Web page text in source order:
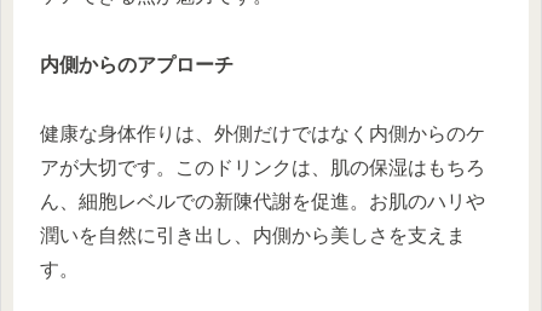
内側からのアプローチ
健康な身体作りは、外側だけではなく内側からのケ
アが大切です。このドリンクは、肌の保湿はもちろ
ん、細胞レベルでの新陳代謝を促進。お肌のハリや
潤いを自然に引き出し、内側から美しさを支えま
す。